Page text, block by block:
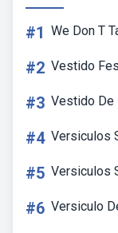
#1 We Don T
#2 Vestido
#3 Vestido De
#4 Versiculos
#5 Versiculos
#6 Versiculo